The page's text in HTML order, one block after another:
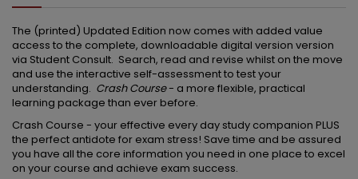
The (printed) Updated Edition now comes with added value
access to the complete, downloadable digital version version
via Student Consult. Search, read and revise whilst on the move
and use the interactive self-assessment to test your
understanding. Crash Course- a more flexible, practical
learning package than ever before.
Crash Course - your effective every day study companion PLUS
the perfect antidote for exam stress! Save time and be assured
you have all the core information you need in one place to excel
on your course and achieve exam success.